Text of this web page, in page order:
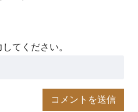
てください。